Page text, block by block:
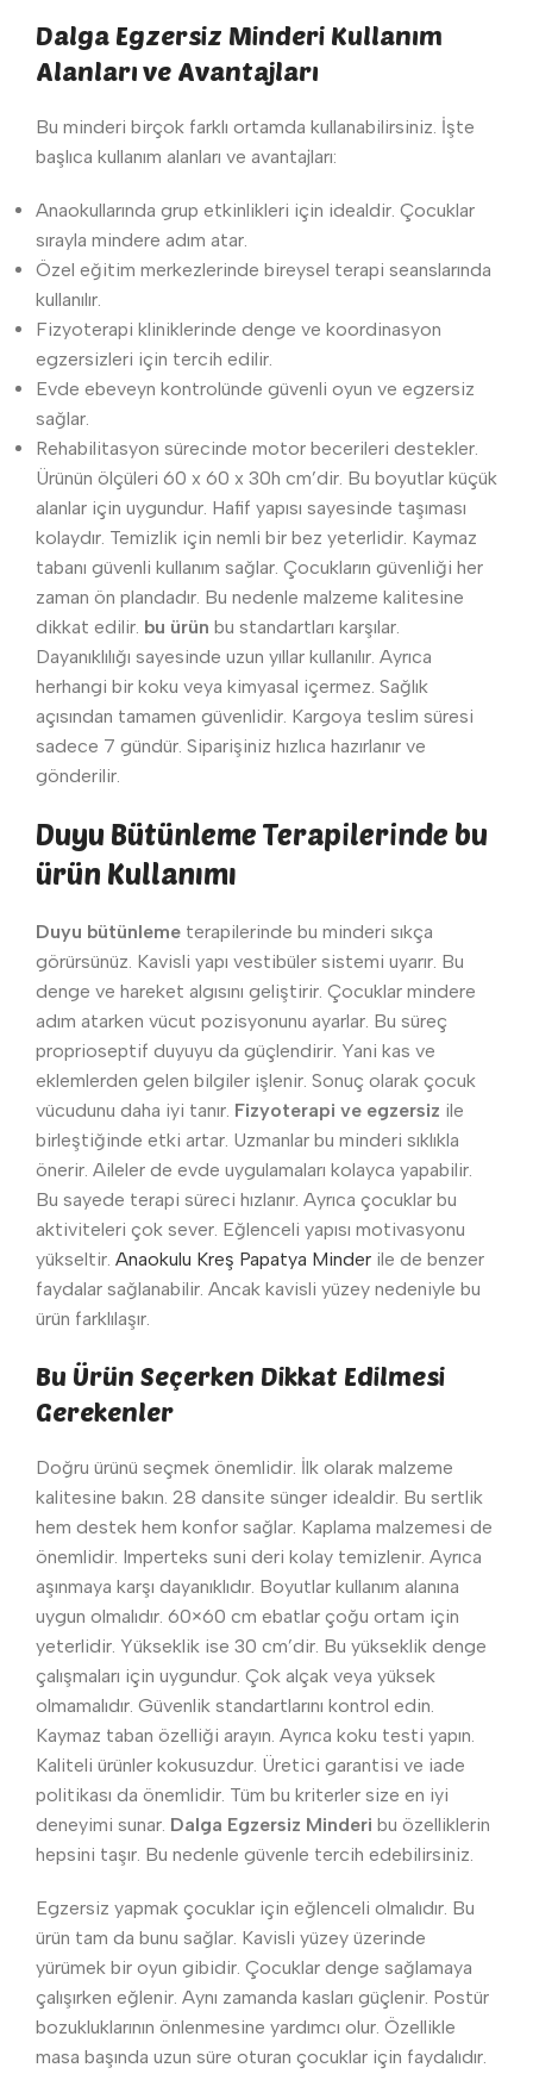
Dalga Egzersiz Minderi Kullanım
Alanları ve Avantajları
Bu minderi birçok farklı ortamda kullanabilirsiniz. İşte
başlıca kullanım alanları ve avantajları:
Anaokullarında grup etkinlikleri için idealdir. Çocuklar
sırayla mindere adım atar.
Özel eğitim merkezlerinde bireysel terapi seanslarında
kullanılır.
Fizyoterapi kliniklerinde denge ve koordinasyon
egzersizleri için tercih edilir.
Evde ebeveyn kontrolünde güvenli oyun ve egzersiz
sağlar.
Rehabilitasyon sürecinde motor becerileri destekler.
Ürünün ölçüleri 60 x 60 x 30h cm’dir. Bu boyutlar küçük
alanlar için uygundur. Hafif yapısı sayesinde taşıması
kolaydır. Temizlik için nemli bir bez yeterlidir. Kaymaz
tabanı güvenli kullanım sağlar. Çocukların güvenliği her
zaman ön plandadır. Bu nedenle malzeme kalitesine
dikkat edilir. bu ürün bu standartları karşılar.
Dayanıklılığı sayesinde uzun yıllar kullanılır. Ayrıca
herhangi bir koku veya kimyasal içermez. Sağlık
açısından tamamen güvenlidir. Kargoya teslim süresi
sadece 7 gündür. Siparişiniz hızlıca hazırlanır ve
gönderilir.
Duyu Bütünleme Terapilerinde bu
ürün Kullanımı
Duyu bütünleme terapilerinde bu minderi sıkça
görürsünüz. Kavisli yapı vestibüler sistemi uyarır. Bu
denge ve hareket algısını geliştirir. Çocuklar mindere
adım atarken vücut pozisyonunu ayarlar. Bu süreç
proprioseptif duyuyu da güçlendirir. Yani kas ve
eklemlerden gelen bilgiler işlenir. Sonuç olarak çocuk
vücudunu daha iyi tanır. Fizyoterapi ve egzersiz ile
birleştiğinde etki artar. Uzmanlar bu minderi sıklıkla
önerir. Aileler de evde uygulamaları kolayca yapabilir.
Bu sayede terapi süreci hızlanır. Ayrıca çocuklar bu
aktiviteleri çok sever. Eğlenceli yapısı motivasyonu
yükseltir. Anaokulu Kreş Papatya Minder ile de benzer
faydalar sağlanabilir. Ancak kavisli yüzey nedeniyle bu
ürün farklılaşır.
Bu Ürün Seçerken Dikkat Edilmesi
Gerekenler
Doğru ürünü seçmek önemlidir. İlk olarak malzeme
kalitesine bakın. 28 dansite sünger idealdir. Bu sertlik
hem destek hem konfor sağlar. Kaplama malzemesi de
önemlidir. Imperteks suni deri kolay temizlenir. Ayrıca
aşınmaya karşı dayanıklıdır. Boyutlar kullanım alanına
uygun olmalıdır. 60×60 cm ebatlar çoğu ortam için
yeterlidir. Yükseklik ise 30 cm’dir. Bu yükseklik denge
çalışmaları için uygundur. Çok alçak veya yüksek
olmamalıdır. Güvenlik standartlarını kontrol edin.
Kaymaz taban özelliği arayın. Ayrıca koku testi yapın.
Kaliteli ürünler kokusuzdur. Üretici garantisi ve iade
politikası da önemlidir. Tüm bu kriterler size en iyi
deneyimi sunar. Dalga Egzersiz Minderi bu özelliklerin
hepsini taşır. Bu nedenle güvenle tercih edebilirsiniz.
Egzersiz yapmak çocuklar için eğlenceli olmalıdır. Bu
ürün tam da bunu sağlar. Kavisli yüzey üzerinde
yürümek bir oyun gibidir. Çocuklar denge sağlamaya
çalışırken eğlenir. Aynı zamanda kasları güçlenir. Postür
bozukluklarının önlenmesine yardımcı olur. Özellikle
masa başında uzun süre oturan çocuklar için faydalıdır.